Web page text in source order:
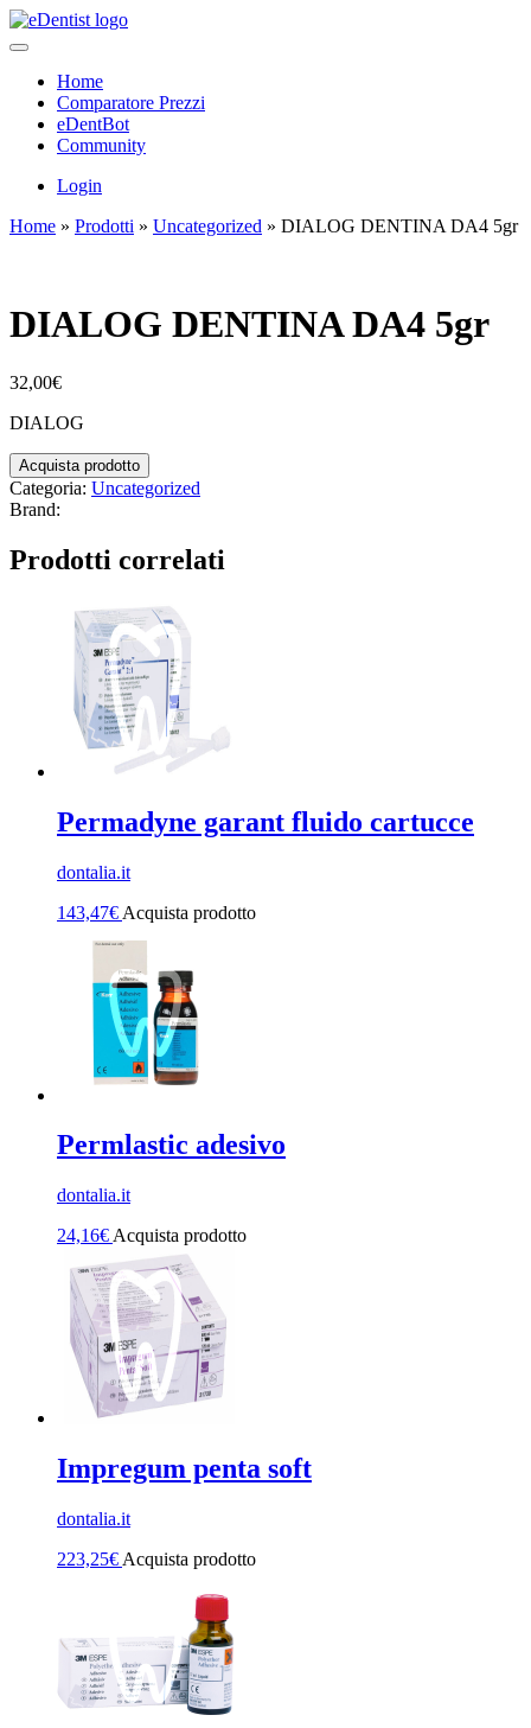
Home
Comparatore Prezzi
eDentBot
Community
Login
Home » Prodotti » Uncategorized » DIALOG DENTINA DA4 5gr
DIALOG DENTINA DA4 5gr
32,00€
DIALOG
Acquista prodotto
Categoria: Uncategorized
Brand:
Prodotti correlati
Permadyne garant fluido cartucce
dontalia.it
143,47€ Acquista prodotto
Permlastic adesivo
dontalia.it
24,16€ Acquista prodotto
Impregum penta soft
dontalia.it
223,25€ Acquista prodotto